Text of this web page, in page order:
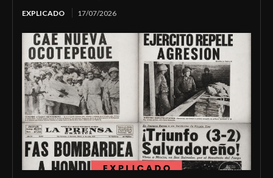
EXPLICADO 17/07/2026